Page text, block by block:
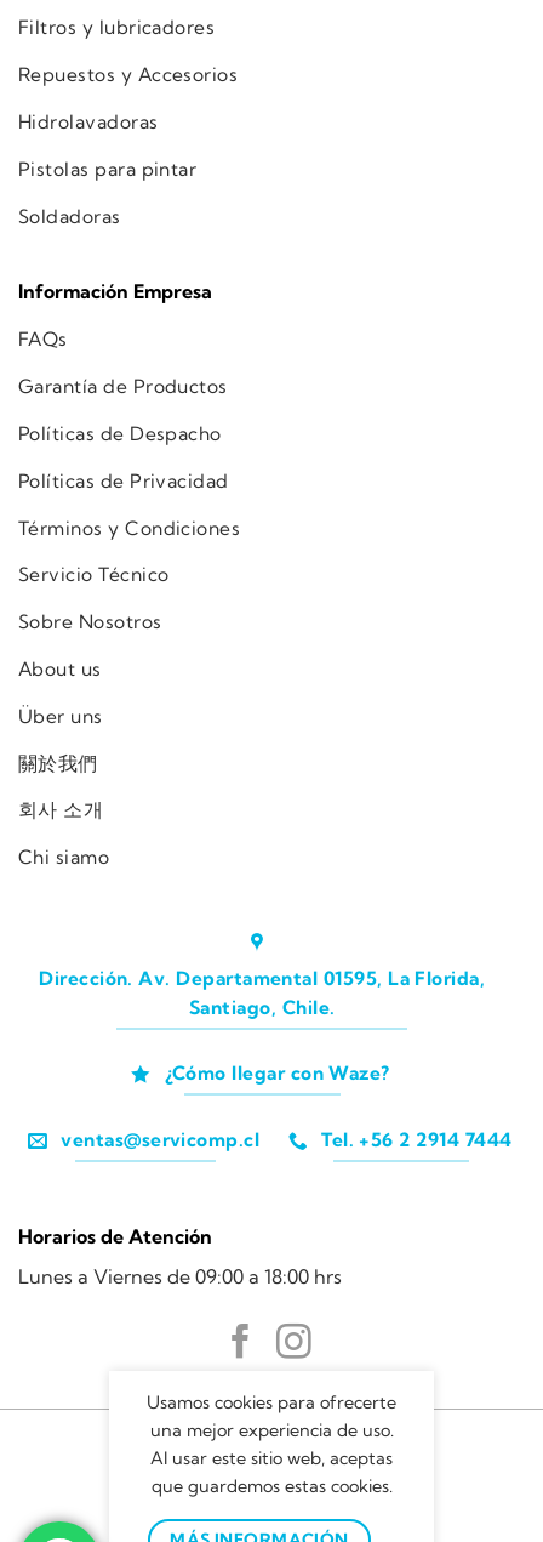
Filtros y lubricadores
Repuestos y Accesorios
Hidrolavadoras
Pistolas para pintar
Soldadoras
Información Empresa
FAQs
Garantía de Productos
Políticas de Despacho
Políticas de Privacidad
Términos y Condiciones
Servicio Técnico
Sobre Nosotros
About us
Über uns
關於我們
회사 소개
Chi siamo
Dirección. Av. Departamental 01595, La Florida,
Santiago, Chile.
¿Cómo llegar con Waze?
ventas@servicomp.cl Tel. +56 2 2914 7444
Horarios de Atención
Lunes a Viernes de 09:00 a 18:00 hrs
Usamos cookies para ofrecerte
una mejor experiencia de uso.
Al usar este sitio web, aceptas
que guardemos estas cookies.